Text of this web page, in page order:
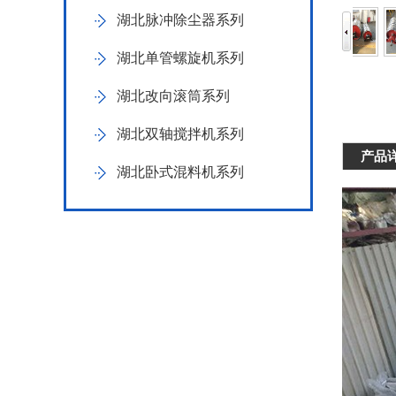
湖北脉冲除尘器系列
湖北单管螺旋机系列
湖北改向滚筒系列
湖北双轴搅拌机系列
湖北卧式混料机系列
产品